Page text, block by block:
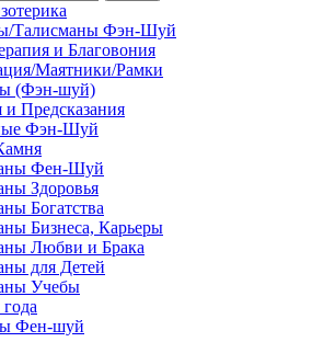
Талисманы Фэн-Шуй
и Благовония
Маятники/Рамки
(Фэн-шуй)
и Предсказания
Фэн-Шуй
Фен-Шуй
Здоровья
Богатства
Бизнеса, Карьеры
Любви и Брака
для Детей
Учебы
Фен-шуй